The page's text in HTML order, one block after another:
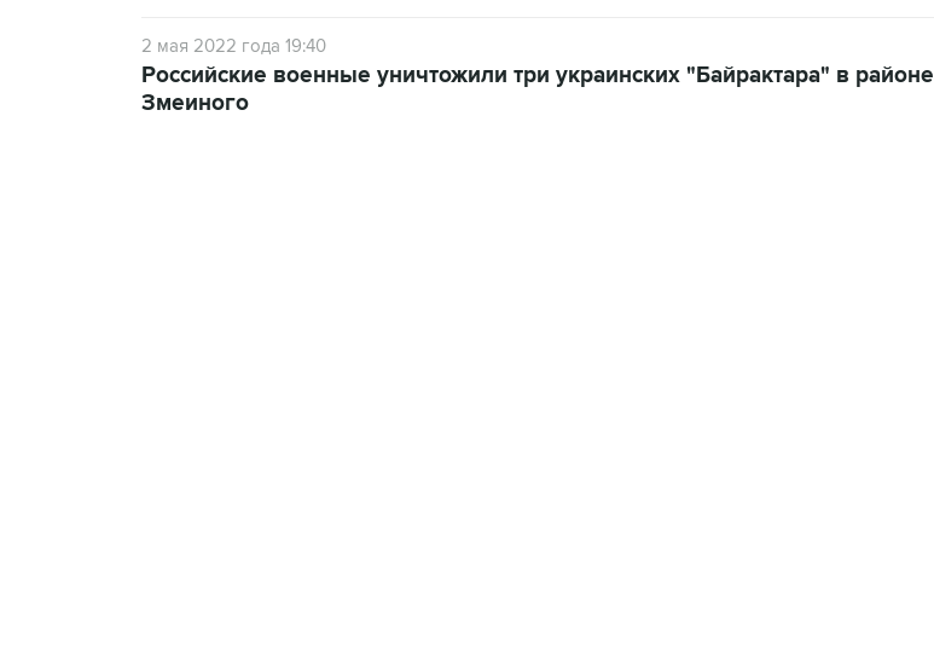
2 мая 2022 года 19:40
Российские военные уничтожили три украинских "Байрактара" в районе
Змеиного